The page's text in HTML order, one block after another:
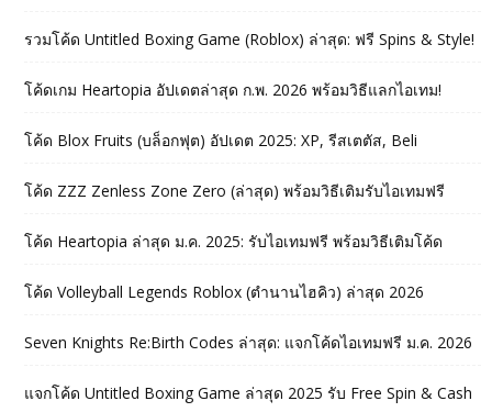
รวมโค้ด Untitled Boxing Game (Roblox) ล่าสุด: ฟรี Spins & Style!
โค้ดเกม Heartopia อัปเดตล่าสุด ก.พ. 2026 พร้อมวิธีแลกไอเทม!
โค้ด Blox Fruits (บล็อกฟุต) อัปเดต 2025: XP, รีสเตตัส, Beli
โค้ด ZZZ Zenless Zone Zero (ล่าสุด) พร้อมวิธีเติมรับไอเทมฟรี
โค้ด Heartopia ล่าสุด ม.ค. 2025: รับไอเทมฟรี พร้อมวิธีเติมโค้ด
โค้ด Volleyball Legends Roblox (ตำนานไฮคิว) ล่าสุด 2026
Seven Knights Re:Birth Codes ล่าสุด: แจกโค้ดไอเทมฟรี ม.ค. 2026
แจกโค้ด Untitled Boxing Game ล่าสุด 2025 รับ Free Spin & Cash